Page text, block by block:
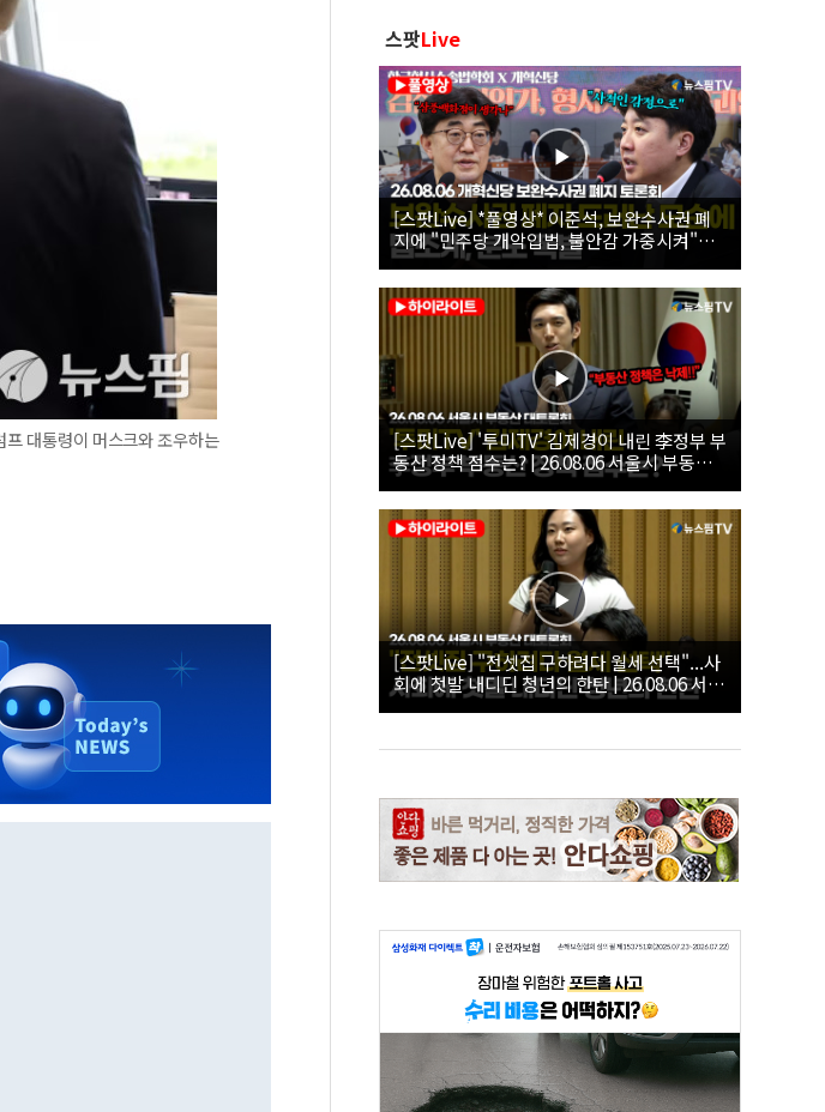
대통령이 머스크와 조우하는
스팟Live
[스팟Live] *풀영상* 이준석, 보완수사권 폐
지에 "민주당 개악입법, 불안감 가중시켜"｜
26.08.06 개혁신당 보완수사권 폐지 토론회
[스팟Live] '투미TV' 김제경이 내린 李정부 부
동산 정책 점수는? | 26.08.06 서울시 부동산
대토론회
[스팟Live] "전셋집 구하려다 월세 선택"...사
회에 첫발 내디딘 청년의 한탄 | 26.08.06 서울
시 부동산 대토론회